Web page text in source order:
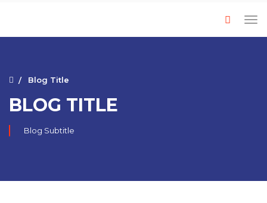
Blog Title
BLOG TITLE
Blog Subtitle